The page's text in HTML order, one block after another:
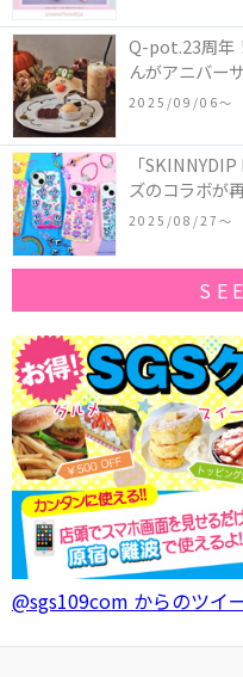
Q-pot.23周年
んがアニバー
ーキアクセサ
「かぼちゃ
2025/09/06〜
「
ズのコラボが
作コレクショ
2025/08/27〜
@sgs109com からのツイ